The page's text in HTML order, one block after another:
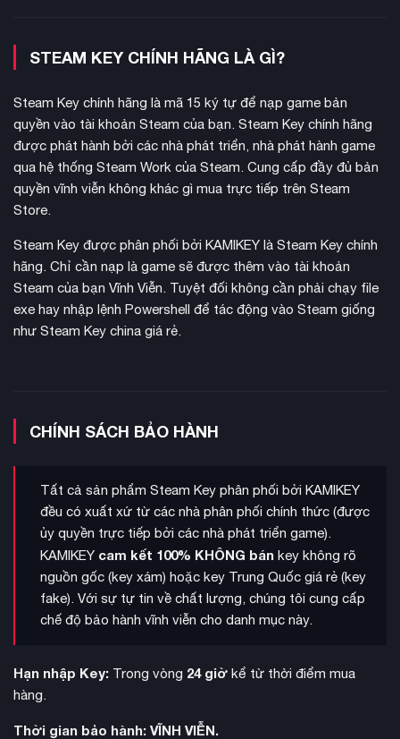
Game sở hữu182 nhân vậtkhổng lồ ngay từ phiên bản gốc,
nhiều hơn 20 nhân vật so với Budokai Tenkaichi 3. Mỗi chiến
binh đều có kỹ năng đặc trưng, biến đổi và chiêu thức riêng
các bộ phim chọn lọc.
Hệ thống chiến đấu 3D tốc độ cao tái hiện hoàn hảo cảm
giác anime với đồ họa tuyệt đẹp và các động tác chiến đấu
chân thực. Từ những đòn Kamehameha kinh điển đến các
cuộc đụng độ năng lượng phá hủy hành tinh, mọi thứ đều
được tái hiện một cách sống động.
STEAM KEY CHÍNH HÃNG LÀ GÌ?
Steam Key chính hãng là mã 15 ký tự để nạp game bản
quyền vào tài khoản Steam của bạn. Steam Key chính hãng
được phát hành bởi các nhà phát triển, nhà phát hành game
qua hệ thống Steam Work của Steam. Cung cấp đầy đủ bản
quyền vĩnh viễn không khác gì mua trực tiếp trên Steam
Store.
Steam Key được phân phối bởi KAMIKEY là Steam Key chính
hãng. Chỉ cần nạp là game sẽ được thêm vào tài khoản
Steam của bạn Vĩnh Viễn. Tuyệt đối không cần phải chạy file
exe hay nhập lệnh Powershell để tác động vào Steam giống
như Steam Key china giá rẻ.
CHÍNH SÁCH BẢO HÀNH
Tất cả sản phẩm Steam Key phân phối bởi KAMIKEY
đều có xuất xứ từ các nhà phân phối chính thức (được
ủy quyền trực tiếp bởi các nhà phát triển game).
KAMIKEY cam kết 100% KHÔNG bán key không rõ
nguồn gốc (key xám) hoặc key Trung Quốc giá rẻ (key
fake). Với sự tự tin về chất lượng, chúng tôi cung cấp
chế độ bảo hành vĩnh viễn cho danh mục này.
Hạn nhập Key: Trong vòng 24 giờ kể từ thời điểm mua
hàng.
Thời gian bảo hành: VĨNH VIỄN.